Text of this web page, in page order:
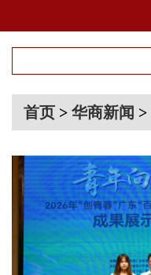
首页 > 华商新闻 >